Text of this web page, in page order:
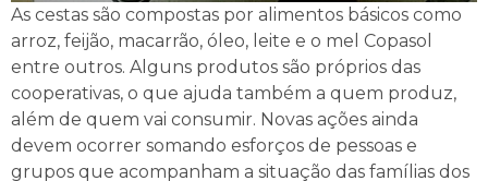
As cestas são compostas por alimentos básicos como
arroz, feijão, macarrão, óleo, leite e o mel Copasol
entre outros. Alguns produtos são próprios das
cooperativas, o que ajuda também a quem produz,
além de quem vai consumir. Novas ações ainda
devem ocorrer somando esforços de pessoas e
grupos que acompanham a situação das famílias dos